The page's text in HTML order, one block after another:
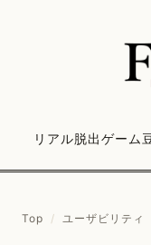
リアル脱出ゲーム
Top / ユーザビリティ